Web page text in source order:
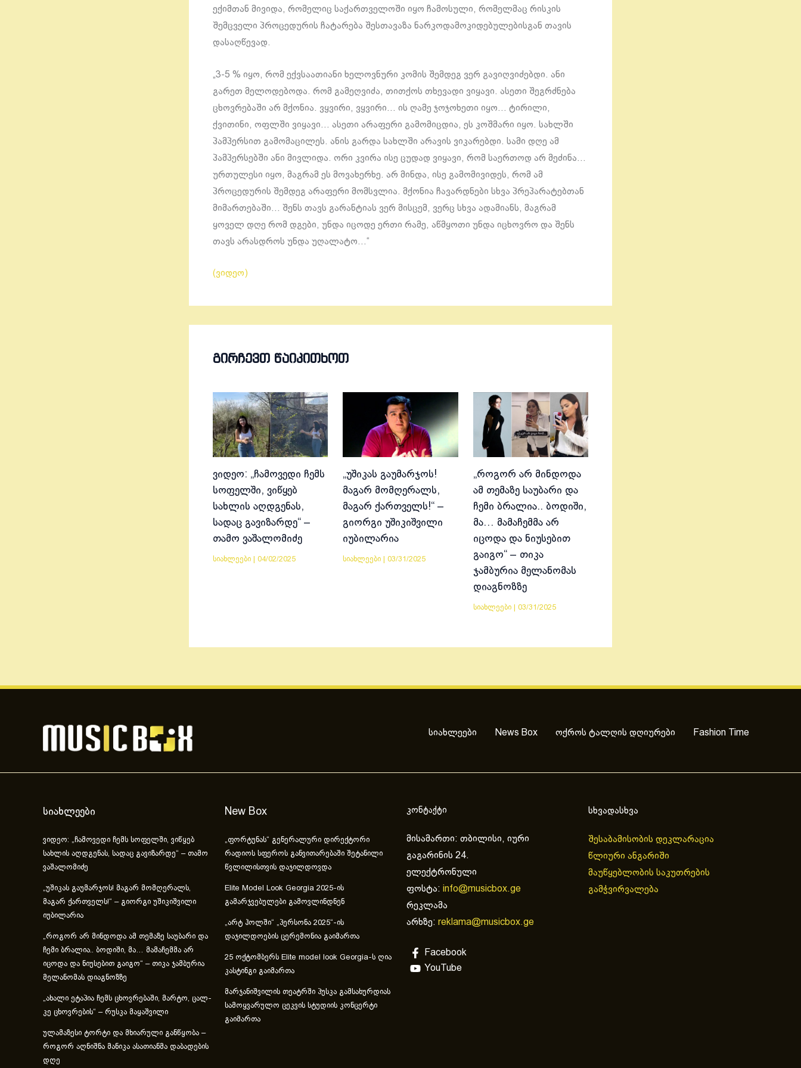
ექიმთან მივიდა, რომელიც საქართველოში იყო ჩამოსული, რომელმაც რისკის
შემცველი პროცედურის ჩატარება შესთავაზა ნარკოდამოკიდებულებისგან თავის
დასაღწევად.
„3-5 % იყო, რომ ექვსაათიანი ხელოვნური კომის შემდეგ ვერ გავიღვიძებდი. ანი
გარეთ მელოდებოდა. რომ გამეღვიძა, თითქოს თხევადი ვიყავი. ასეთი შეგრძნება
ცხოვრებაში არ მქონია. ვყვირი, ვყვირი… ის ღამე ჯოჯოხეთი იყო… ტირილი,
ქვითინი, ოფლში ვიყავი… ასეთი არაფერი გამომიცდია, ეს კოშმარი იყო. სახლში
პამპერსით გამომაცილეს. ანის გარდა სახლში არავის ვიკარებდი. სამი დღე ამ
პამპერსებში ანი მივლიდა. ორი კვირა ისე ცუდად ვიყავი, რომ საერთოდ არ მეძინა…
ურთულესი იყო, მაგრამ ეს მოვახერხე. არ მინდა, ისე გამომივიდეს, რომ ამ
პროცედურის შემდეგ არაფერი მომსვლია. მქონია ჩავარდნები სხვა პრეპარატებთან
მიმართებაში… შენს თავს გარანტიას ვერ მისცემ, ვერც სხვა ადამიანს, მაგრამ
ყოველ დღე რომ დგები, უნდა იცოდე ერთი რამე, აწმყოთი უნდა იცხოვრო და შენს
თავს არასდროს უნდა უღალატო…“
(ვიდეო)
ᲒᲘᲠᲩᲔᲕᲗ ᲬᲐᲘᲙᲘᲗᲮᲝᲗ
ვიდეო: „ჩამოვედი ჩემს
სოფელში, ვიწყებ
სახლის აღდგენას,
სადაც გავიზარდე“ –
თამო ვაშალომიძე
სიახლეები 04/02/2025
„უშიკას გაუმარჯოს!
მაგარ მომღერალს,
მაგარ ქართველს!“ –
გიორგი უშიკიშვილი
იუბილარია
სიახლეები |03/31/2025
„როგორ არ მინდოდა
ამ თემაზე საუბარი და
ჩემი ბრალია.. ბოდიში,
მა… მამაჩემმა არ
იცოდა და ნიუსებით
გაიგო“ – თიკა
ჯამბურია მელანომას
დიაგნოზზე
სიახლეები| 03/31/2025
სიახლეები News Box ოქროს ტალღის დღიურები Fashion Time
სიახლეები
ვიდეო: „ჩამოვედი ჩემს სოფელში, ვიწყებ
სახლის აღდგენას, სადაც გავიზარდე“ – თამო
ვაშალომიძე
„უშიკას გაუმარჯოს! მაგარ მომღერალს,
მაგარ ქართველს!“ – გიორგი უშიკიშვილი
იუბილარია
„როგორ არ მინდოდა ამ თემაზე საუბარი და
ჩემი ბრალია.. ბოდიში, მა… მამაჩემმა არ
იცოდა და ნიუსებით გაიგო“ – თიკა ჯამბურია
მელანომას დიაგნოზზე
„ახა­ლი ეტა­პია ჩემს ცხოვ­რე­ბა­ში, მარ­ტო, ცალ­
კე ცხოვ­რე­ბის“ – რუსკა მაყაშვილი
ულამაზესი ტორტი და მხიარული განწყობა –
როგორ აღნიშნა მანიკა ასათიანმა დაბადების
დღე
New Box
„ფორტუნას“ გენერალური დირექტორი
რადიოს სფეროს განვითარებაში შეტანილი
წვლილისთვის დაჯილდოვდა
Elite Model Look Georgia 2025-ის
გამარჯვებულები გამოვლინდნენ
„არტ ჰოლში“ „პერსონა 2025“-ის
დაჯილდოების ცერემონია გაიმართა
25 ოქტომბერს Elite model look Georgia-ს ღია
კასტინგი გაიმართა
მარჯანიშვილის თეატრში პუსკა გამსახურდიას
სამოყვარულო ცეკვის სტუდიის კონცერტი
გაიმართა
კონტაქტი
მისამართი: თბილისი, იური
გაგარინის 24.
ელექტრონული
ფოსტა: info@musicbox.ge
რეკლამა
არხზე: reklama@musicbox.ge
Facebook
YouTube
სხვადასხვა
შესაბამისობის დეკლარაცია
წლიური ანგარიში
მაუწყებლობის საკუთრების
გამჭვირვალება